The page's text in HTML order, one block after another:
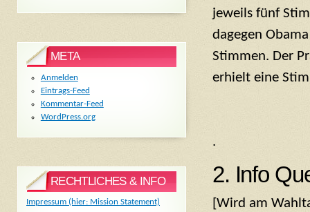
jeweils fünf
dagegen
Stimmen. Der
erhielt eine
.
2. Info
[Wird am
META
Anmelden
Eintrags-Feed
Kommentar-Feed
WordPress.org
RECHTLICHES & INFO
Impressum (hier: Mission Statement)